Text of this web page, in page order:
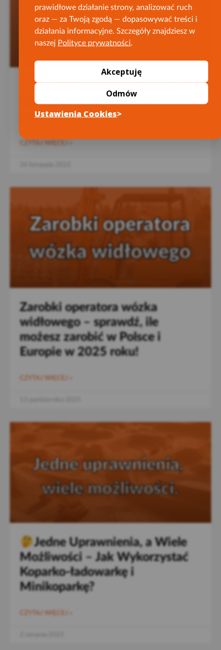
prawidłowe działanie strony, analizować ruch
oraz — za Twoją zgodą — dopasowywać treści i
działania informacyjne. Szczegóły znajdziesz w
naszej Polityce prywatności.
Akceptuję
Odmów
Ustawienia Cookies
Zarobki operatora żurawia –
ile można zarobić w Polsce i za
granicą?
CZYTAJ WIĘCEJ »
Zarobki operatora wózka
widłowego – sprawdź, ile
możesz zarobić w Polsce i
Europie w 2025 roku!
CZYTAJ WIĘCEJ »
Jedne Uprawnienia, a Wiele
Możliwości – Jak Wykorzystać
Koparko-ładowarkę i
Minikoparkę?
CZYTAJ WIĘCEJ »